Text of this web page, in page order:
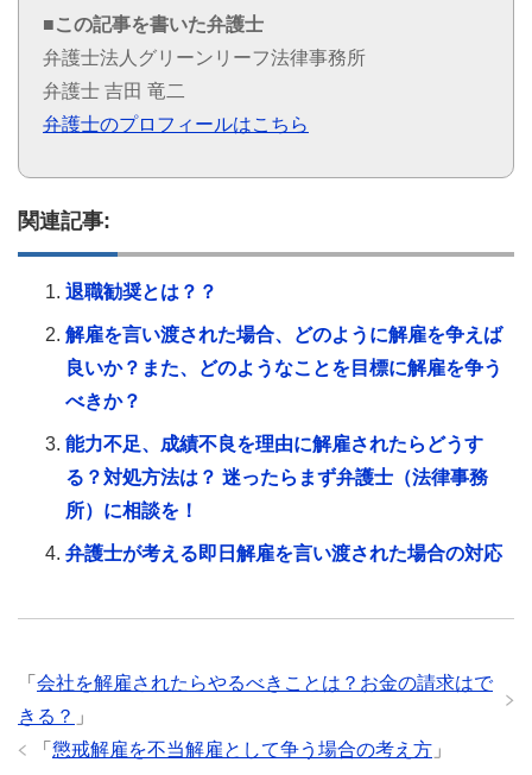
■この記事を書いた弁護士
弁護士法人グリーンリーフ法律事務所
弁護士 吉田 竜二
弁護士のプロフィールはこちら
関連記事:
退職勧奨とは？？
解雇を言い渡された場合、どのように解雇を争えば
良いか？また、どのようなことを目標に解雇を争う
べきか？
能力不足、成績不良を理由に解雇されたらどうす
る？対処方法は？ 迷ったらまず弁護士（法律事務
所）に相談を！
弁護士が考える即日解雇を言い渡された場合の対応
「 会社を解雇されたらやるべきことは？お金の請求はで
きる？ 」
「 懲戒解雇を不当解雇として争う場合の考え方 」